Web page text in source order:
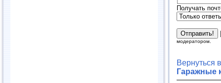
Получать
модератором.
Вернуться
Гаражные